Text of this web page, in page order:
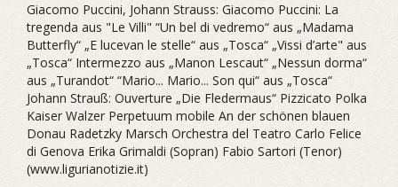
Giacomo Puccini, Johann Strauss: Giacomo Puccini: La
tregenda aus "Le Villi" “Un bel di vedremo“ aus „Madama
Butterfly“ „E lucevan le stelle“ aus „Tosca“ „Vissi d’arte" aus
„Tosca“ Intermezzo aus „Manon Lescaut“ „Nessun dorma“
aus „Turandot“ “Mario... Mario... Son qui“ aus „Tosca“
Johann Strauß: Ouverture „Die Fledermaus“ Pizzicato Polka
Kaiser Walzer Perpetuum mobile An der schönen blauen
Donau Radetzky Marsch Orchestra del Teatro Carlo Felice
di Genova Erika Grimaldi (Sopran) Fabio Sartori (Tenor)
(www.ligurianotizie.it)